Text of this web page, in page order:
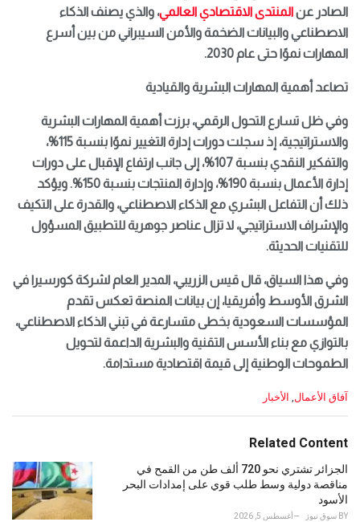
الصادر عنالمنتدى الاقتصادي العالمي، والذي يصنف الذكاء
الاصطناعي والبيانات الضخمة والأمن السيبراني من بين أسرع
المهارات نموًا حتى عام 2030.
تصاعد أهمية المهارات البشرية والقيادية
وفي ظل تسارع التحول الرقمي، برزت أهمية المهارات البشرية
والاستراتيجية، إذ سجلت دورات إدارة التغيير نموًا بنسبة 115%،
والتفكير النقدي بنسبة 107%، إلى جانب ارتفاع الإقبال على دورات
إدارة الأعمال بنسبة 190%، وإدارة المنتجات بنسبة 150%. ويؤكد
ذلك أن التفاعل البشري مع الذكاء الاصطناعي، والقدرة على التكيف
والإشراف الاستراتيجي، لا تزال عناصر جوهرية للتطبيق المسؤول
للتقنيات الحديثة.
وفي هذا السياق، قال قيس الزريبي، المدير العام لشركة كورسيرا في
الشرق الأوسط وأفريقيا، إن بيانات المنصة تعكس تقدم
المؤسسات السعودية بخطى متسارعة في تبني الذكاء الاصطناعي،
بالتوازي مع بناء الأسس التقنية والبشرية الداعمة لتحويل
الطموحات الوطنية إلى قيمة اقتصادية مستدامة.
C
e
o
r
i
e
آفاق الأعمال الأخبار
Related Content
الجزائر تشتري نحو 720 ألف طن من القمح في
مناقصة دولية وسط طلب قوي على إمدادات البحر
الأسود
BY سوق نيوز أغسطس 5, 2026